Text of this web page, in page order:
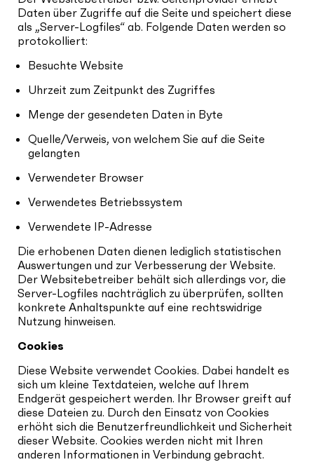
Daten über Zugriffe auf die Seite und speichert diese
als „Server-Logfiles“ ab. Folgende Daten werden so
protokolliert:
Besuchte Website
Uhrzeit zum Zeitpunkt des Zugriffes
Menge der gesendeten Daten in Byte
Quelle/Verweis, von welchem Sie auf die Seite
gelangten
Verwendeter Browser
Verwendetes Betriebssystem
Verwendete IP-Adresse
Die erhobenen Daten dienen lediglich statistischen
Auswertungen und zur Verbesserung der Website.
Der Websitebetreiber behält sich allerdings vor, die
Server-Logfiles nachträglich zu überprüfen, sollten
konkrete Anhaltspunkte auf eine rechtswidrige
Nutzung hinweisen.
Cookies
Diese Website verwendet Cookies. Dabei handelt es
sich um kleine Textdateien, welche auf Ihrem
Endgerät gespeichert werden. Ihr Browser greift auf
diese Dateien zu. Durch den Einsatz von Cookies
erhöht sich die Benutzerfreundlichkeit und Sicherheit
dieser Website. Cookies werden nicht mit Ihren
anderen Informationen in Verbindung gebracht.